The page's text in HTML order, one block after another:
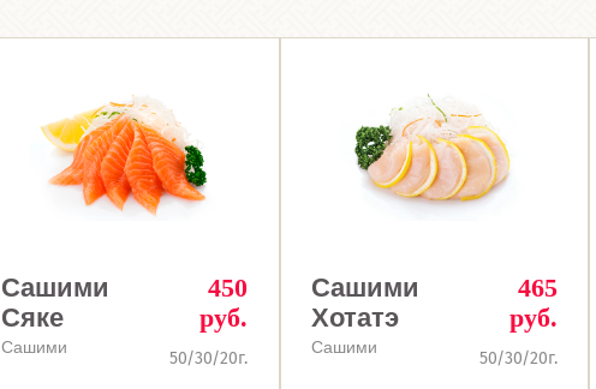
Сашими
Сяке
Cашими
450
руб.
50/30/20г.
Сашими
Хотатэ
Cашими
465
руб.
50/30/20г.